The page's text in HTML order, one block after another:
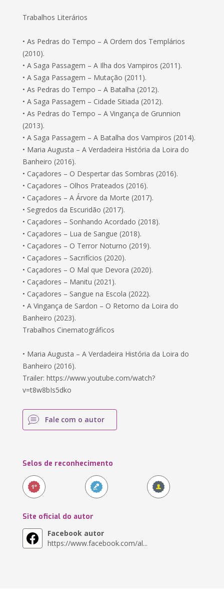
Trabalhos Literários
• As Pedras do Tempo – A Ordem dos Templários
(2010).
• A Saga Passagem – A Ilha dos Vampiros (2011).
• A Saga Passagem – Mutação (2011).
• As Pedras do Tempo – A Batalha (2012).
• A Saga Passagem – Cidade Sitiada (2012).
• As Pedras do Tempo – A Vingança de Grunnion
(2013).
• A Saga Passagem – A Batalha dos Vampiros (2014).
• Maria Augusta – A Verdadeira História da Loira do
Banheiro (2016).
• Caçadores – O Despertar das Sombras (2016).
• Caçadores – Olhos Prateados (2016).
• Caçadores – A Árvore da Morte (2017).
• Segredos da Escuridão (2017).
• Caçadores – Sonhando Acordado (2018).
• Caçadores – Lua de Sangue (2018).
• Caçadores – O Terror Noturno (2019).
• Caçadores – Sacrifícios (2020).
• Caçadores – O Mal que Devora (2020).
• Caçadores – Manitu (2021).
• Caçadores – Sangue na Escola (2022).
• A Vingança de Sardon – O Retorno da Loira do
Banheiro (2023).
Trabalhos Cinematográficos
• Maria Augusta – A Verdadeira História da Loira do
Banheiro (2016).
Trailer: https://www.youtube.com/watch?
v=t8w8bIs5dko
Fale com o autor
Selos de reconhecimento
Site oficial do autor
Facebook autor
https://www.facebook.com/al...